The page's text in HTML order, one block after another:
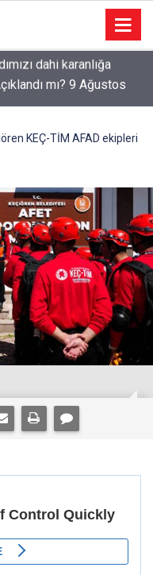
mı? 9 Ağustos
Hangileri?
KEÇ-TİM AFAD ekipleri